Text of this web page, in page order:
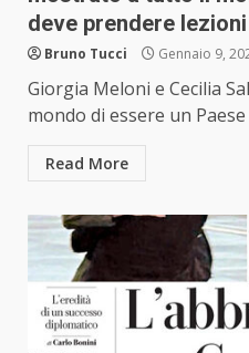
deve prendere
Bruno Tucci Gennaio 9,
Giorgia Meloni e Cecilia
mondo di essere un Paese
Read More